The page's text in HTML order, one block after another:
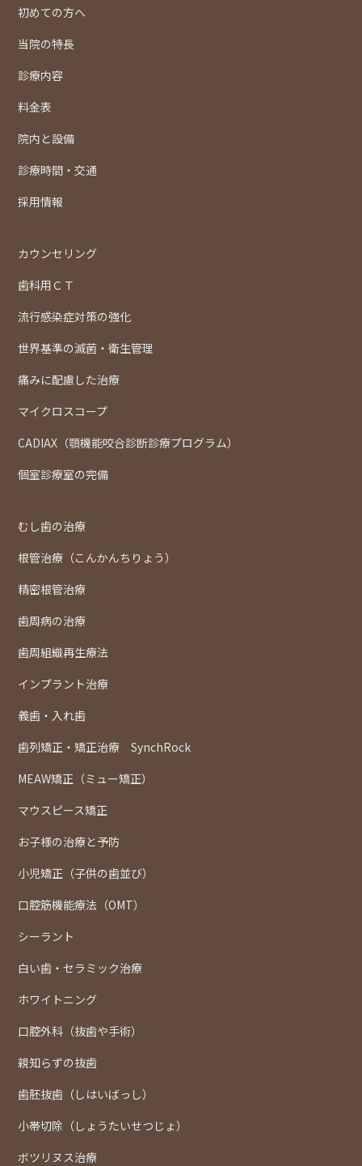
初めての方へ
当院の特長
診療内容
料金表
院内と設備
診療時間・交通
採用情報
カウンセリング
歯科用ＣＴ
流行感染症対策の強化
世界基準の滅菌・衛生管理
痛みに配慮した治療
マイクロスコープ
CADIAX（顎機能咬合診断診療プログラム）
個室診療室の完備
むし歯の治療
根管治療（こんかんちりょう）
精密根管治療
歯周病の治療
歯周組織再生療法
インプラント治療
義歯・入れ歯
歯列矯正・矯正治療 SynchRock
MEAW矯正（ミュー矯正）
マウスピース矯正
お子様の治療と予防
小児矯正（子供の歯並び）
口腔筋機能療法（OMT）
シーラント
白い歯・セラミック治療
ホワイトニング
口腔外科（抜歯や手術）
親知らずの抜歯
歯胚抜歯（しはいばっし）
小帯切除（しょうたいせつじょ）
ボツリヌス治療